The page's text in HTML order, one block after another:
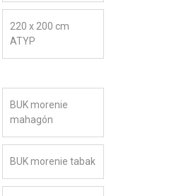
220 x 200 cm
ATYP
BUK morenie
mahagón
BUK morenie tabak